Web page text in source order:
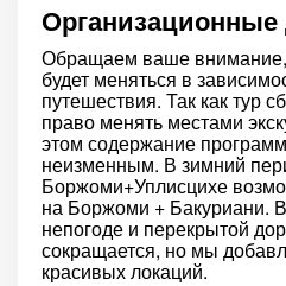
Организационные
Обращаем ваше внимание,
будет меняться в
путешествия. Так как тур
право менять местами
этом содержание
неизменным. В зимний
Боржоми+Уплисцихе
на Боржоми + Бакуриани.
непогоде и перекрытой
сокращается, но мы
красивых локаций.